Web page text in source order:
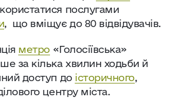
послугами
, що вміщує до 80 відвідувачів.
метро«Голосіївська»
за кілька хвилин ходьби й
доступ до історичного,
центру міста.